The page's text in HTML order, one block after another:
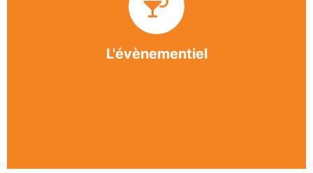
L'évènementiel
originales dans l’organisation des manifestations,
festivals, conventions, colloques et assemblées